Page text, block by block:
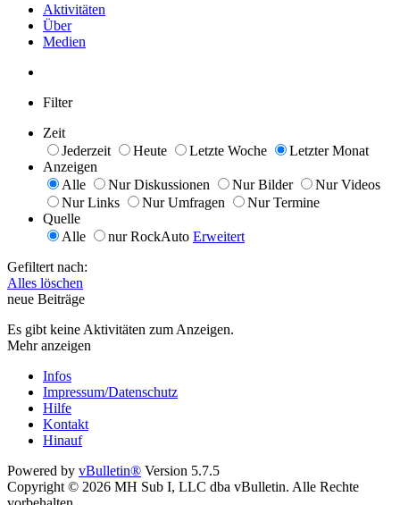
Aktivitäten
Über
Medien
Filter
Zeit
Jederzeit
Heute Letzte Woche
Letzter Monat
Anzeigen
Alle
Nur Diskussionen Nur Bilder
Nur Videos
Nur Links
Nur Umfragen
Nur Termine
Quelle
Alle
nur RockAuto Erweitert
Gefiltert nach:
Alles löschen
neue Beiträge
Es gibt keine Aktivitäten zum Anzeigen.
Mehr anzeigen
Infos
Impressum/Datenschutz
Hilfe
Kontakt
Hinauf
Powered by vBulletin® Version 5.7.5
Copyright © 2026 MH Sub I, LLC dba vBulletin. Alle Rechte